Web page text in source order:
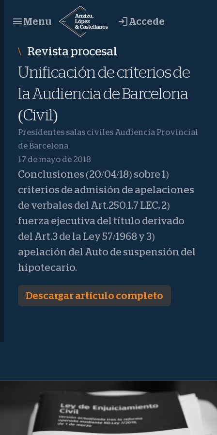
contenido
Menu Accede
Revista procesal
Unificación de criterios de
la Audiencia de Barcelona
(Civil)
Presidentes salas civiles Audiencia Provincial
de Barcelona
17 de mayo de 2018
Conclusiones (20/04/18) sobre 1)
criterios de admisión de apelaciones
de verbales del Art.250.1.7 LEC, 2)
fuerza ejecutiva del título derivado
del Art.3 de la Ley 57/1968 y 3)
apelación del Auto de suspensión del
hipotecario.
Descargar artículo completo